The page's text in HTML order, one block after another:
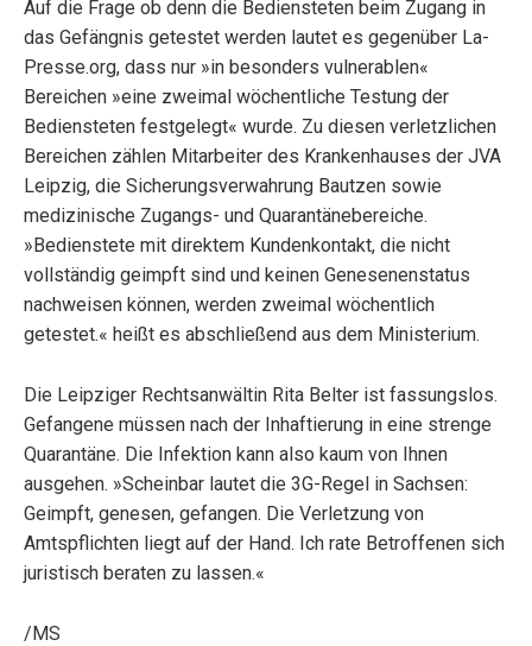
Auf die Frage ob denn die Bediensteten beim Zugang in
das Gefängnis getestet werden lautet es gegenüber La-
Presse.org, dass nur »in besonders vulnerablen«
Bereichen »eine zweimal wöchentliche Testung der
Bediensteten festgelegt« wurde. Zu diesen verletzlichen
Bereichen zählen Mitarbeiter des Krankenhauses der JVA
Leipzig, die Sicherungsverwahrung Bautzen sowie
medizinische Zugangs- und Quarantänebereiche.
»Bedienstete mit direktem Kundenkontakt, die nicht
vollständig geimpft sind und keinen Genesenenstatus
nachweisen können, werden zweimal wöchentlich
getestet.« heißt es abschließend aus dem Ministerium.
Die Leipziger Rechtsanwältin Rita Belter ist fassungslos.
Gefangene müssen nach der Inhaftierung in eine strenge
Quarantäne. Die Infektion kann also kaum von Ihnen
ausgehen. »Scheinbar lautet die 3G-Regel in Sachsen:
Geimpft, genesen, gefangen. Die Verletzung von
Amtspflichten liegt auf der Hand. Ich rate Betroffenen sich
juristisch beraten zu lassen.«
/MS